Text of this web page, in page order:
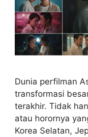
Dunia perfilman
transformasi
terakhir. Tidak
atau horornya
Korea Selatan,